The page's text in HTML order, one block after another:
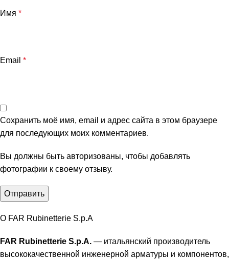
Имя *
Email *
Сохранить моё имя, email и адрес сайта в этом браузере
для последующих моих комментариев.
Вы должны быть авторизованы, чтобы добавлять
фотографии к своему отзыву.
О FAR Rubinetterie S.p.A
FAR Rubinetterie S.p.A. — итальянский производитель
высококачественной инженерной арматуры и компонентов,